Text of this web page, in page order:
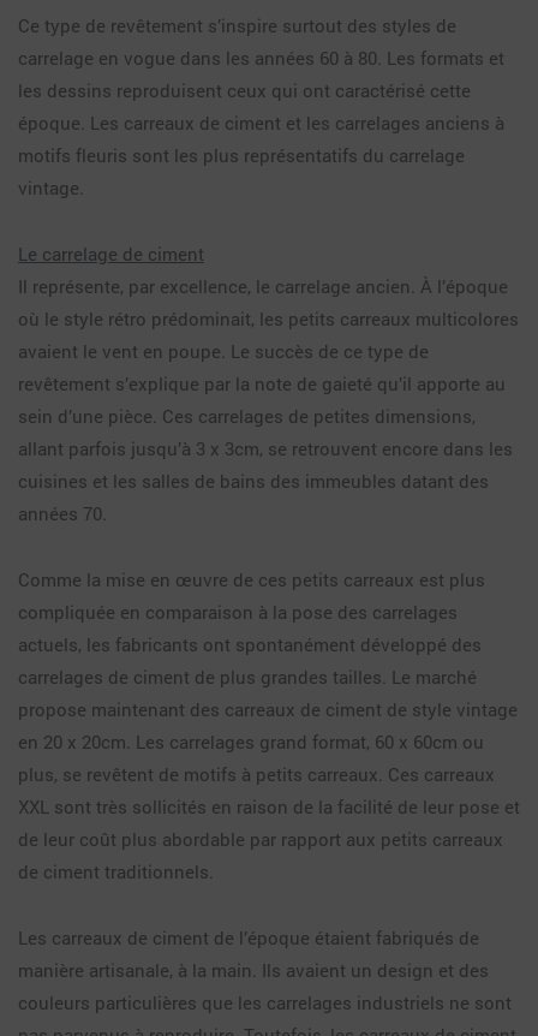
Ce type de revêtement s’inspire surtout des styles de
carrelage en vogue dans les années 60 à 80. Les formats et
les dessins reproduisent ceux qui ont caractérisé cette
époque. Les carreaux de ciment et les carrelages anciens à
motifs fleuris sont les plus représentatifs du carrelage
vintage.
Le carrelage de ciment
Il représente, par excellence, le carrelage ancien. À l’époque
où le style rétro prédominait, les petits carreaux multicolores
avaient le vent en poupe. Le succès de ce type de
revêtement s’explique par la note de gaieté qu’il apporte au
sein d’une pièce. Ces carrelages de petites dimensions,
allant parfois jusqu’à 3 x 3cm, se retrouvent encore dans les
cuisines et les salles de bains des immeubles datant des
années 70.
Comme la mise en œuvre de ces petits carreaux est plus
compliquée en comparaison à la pose des carrelages
actuels, les fabricants ont spontanément développé des
carrelages de ciment de plus grandes tailles. Le marché
propose maintenant des carreaux de ciment de style vintage
en 20 x 20cm. Les carrelages grand format, 60 x 60cm ou
plus, se revêtent de motifs à petits carreaux. Ces carreaux
XXL sont très sollicités en raison de la facilité de leur pose et
de leur coût plus abordable par rapport aux petits carreaux
de ciment traditionnels.
Les carreaux de ciment de l’époque étaient fabriqués de
manière artisanale, à la main. Ils avaient un design et des
couleurs particulières que les carrelages industriels ne sont